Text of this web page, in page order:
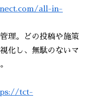
all-in-
理。どの投稿や施策
化し、無駄のないマ
tct-